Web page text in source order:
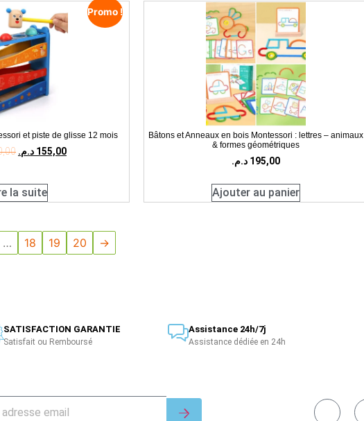
Promo !
et piste de glisse 12 mois
155,00 د.م.
la suite
Bâtons et Anneaux en bois Montessori : lettres – animaux
& formes géométriques
195,00 د.م.
Ajouter au panier
… 18 19 20 →
SATISFACTION GARANTIE
Satisfait ou Remboursé
Assistance 24h/7j
Assistance dédiée en 24h